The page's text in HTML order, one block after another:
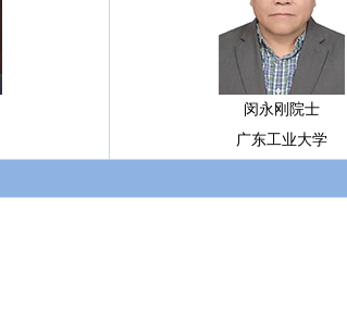
闵永刚院士
广东工业大学